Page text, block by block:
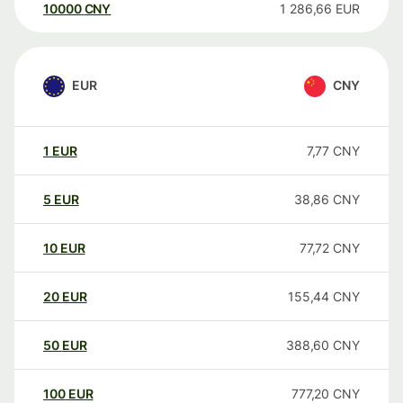
10000 CNY 1 286,66 EUR
EUR CNY
1 EUR 7,77 CNY
5 EUR 38,86 CNY
10 EUR 77,72 CNY
20 EUR 155,44 CNY
50 EUR 388,60 CNY
100 EUR 777,20 CNY